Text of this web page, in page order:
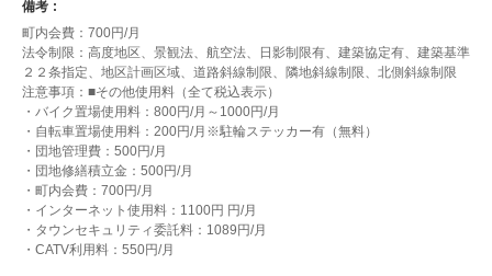
備考
町内会費：700円/月
法令制限：高度地区、景観法、航空法、日影制限有、建築協定有、建築基準
２２条指定、地区計画区域、道路斜線制限、隣地斜線制限、北側斜線制限
注意事項：■その他使用料（全て税込表示）
・バイク置場使用料：800円/月～1000円/月
・自転車置場使用料：200円/月※駐輪ステッカー有（無料）
・団地管理費：500円/月
・団地修繕積立金：500円/月
・町内会費：700円/月
・インターネット使用料：1100円 円/月
・タウンセキュリティ委託料：1089円/月
・CATV利用料：550円/月